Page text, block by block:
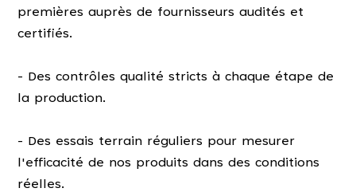
premières auprès de fournisseurs audités et
certifiés.
- Des contrôles qualité stricts à chaque étape de
la production.
- Des essais terrain réguliers pour mesurer
l'efficacité de nos produits dans des conditions
réelles.